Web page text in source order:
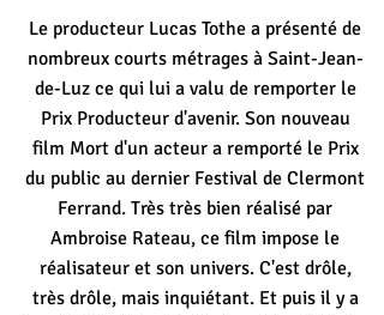
Le producteur Lucas Tothe a présenté de
nombreux courts métrages à Saint-Jean-
de-Luz ce qui lui a valu de remporter le
Prix Producteur d'avenir. Son nouveau
film Mort d'un acteur a remporté le Prix
du public au dernier Festival de Clermont
Ferrand. Très très bien réalisé par
Ambroise Rateau, ce film impose le
réalisateur et son univers. C'est drôle,
très drôle, mais inquiétant. Et puis il y a